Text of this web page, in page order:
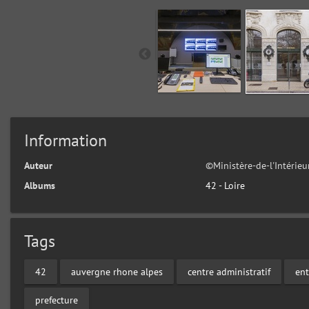
Information
Auteur
©Ministère-de-
Albums
42 - Loire
Tags
42 auvergne rhone alpes centre administratif
prefecture